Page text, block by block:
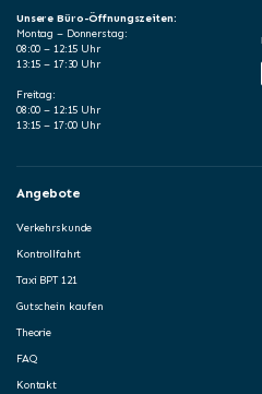
Unsere Büro-Öffnungszeiten:
Montag – Donnerstag:
08:00 – 12:15 Uhr
13:15 – 17:30 Uhr
Freitag:
08:00 – 12:15 Uhr
13:15 – 17:00 Uhr
Angebote
Verkehrskunde
Kontrollfahrt
Taxi BPT 121
Gutschein kaufen
Theorie
FAQ
Kontakt